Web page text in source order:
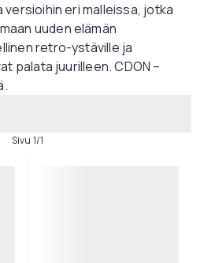
versioihin eri malleissa, jotka
uuden elämän
retro-ystäville ja
palata juurilleen. CDON –
Sivu 1/1